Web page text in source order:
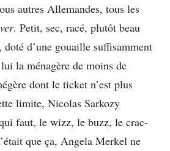
autres Allemandes, tous les
. Petit, sec, racé, plutôt beau
d’une gouaille suffisamment
la ménagère de moins de
dont le ticket n’est plus
limite, Nicolas Sarkozy
faut, le wizz, le buzz, le crac-
que ça, Angela Merkel ne